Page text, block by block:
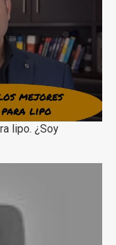
lipo. ¿Soy